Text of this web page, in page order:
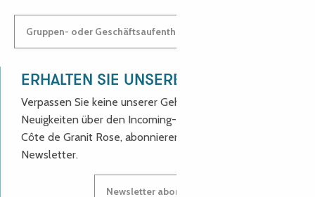
Gruppen- oder Geschäftsaufenthalt: Kontaktieren Sie uns!
ERHALTEN SIE UNSERE NEUIGKEITEN!
Verpassen Sie keine unserer Geheimtipps und
Neuigkeiten über den Incoming-Service des Reiseziels
Côte de Granit Rose, abonnieren Sie unseren
Newsletter.
Newsletter abonnieren